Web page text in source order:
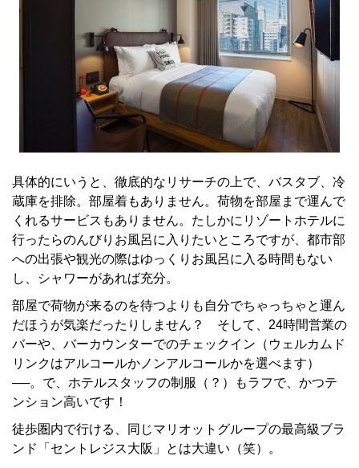
具体的にいうと、徹底的なリサーチの上で、バスタブ、冷
蔵庫を排除。部屋着もありません。荷物を部屋まで運んで
くれるサービスもありません。たしかにリゾートホテルに
行ったらのんびりお風呂に入りたいところですが、都市部
への出張や観光の際はゆっくりお風呂に入る時間もない
し、シャワーがあれば充分。
部屋で荷物が来るのを待つよりも自分でちゃっちゃと運ん
だほうが気楽だったりしません？ そして、24時間営業の
バーや、バーカウンターでのチェックイン（ウェルカムド
リンクはアルコールかノンアルコールかを選べます）
──。で、ホテルスタッフの制服（？）もラフで、かつテ
ンション高いです！
徒歩圏内で行ける、同じマリオットグループの最高級ブラ
ンド「セントレジス大阪」とは大違い（笑）。